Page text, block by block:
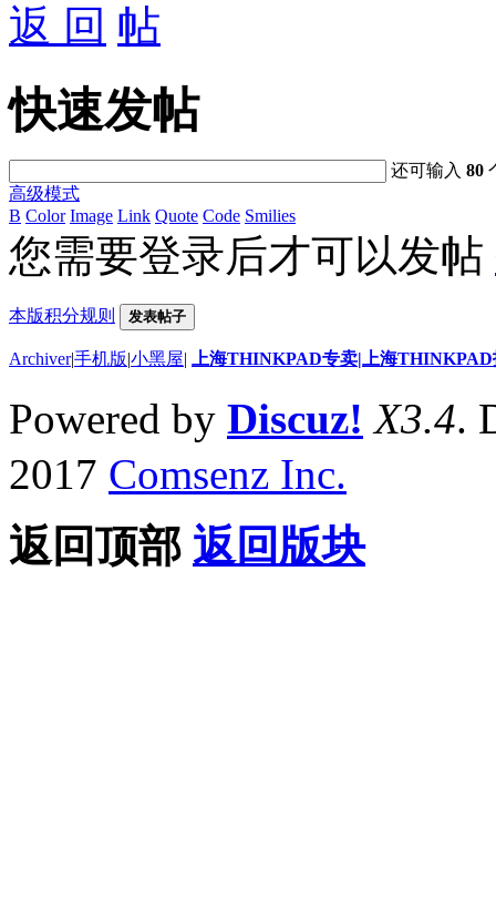
返 回
快速发帖
还可输入80
高级模式
B Color Image Link Quote Code Smilies
您需要登录后才可以发帖
本版积分规则 发表帖子
Archiver|手机版|小黑屋| 上海THINKPAD专卖|上海
Powered by Discuz! X3.4.
2017 Comsenz Inc.
返回顶部 返回版块